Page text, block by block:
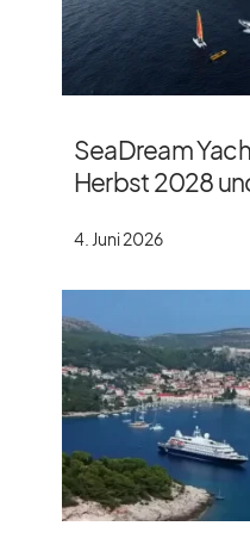
SeaDream
Herbst 2028
4. Juni 2026